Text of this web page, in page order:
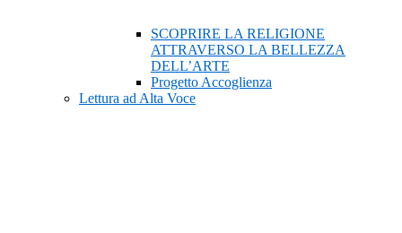
SCOPRIRE LA RELIGIONE
ATTRAVERSO LA BELLEZZA
DELL’ARTE
Progetto Accoglienza
Lettura ad Alta Voce